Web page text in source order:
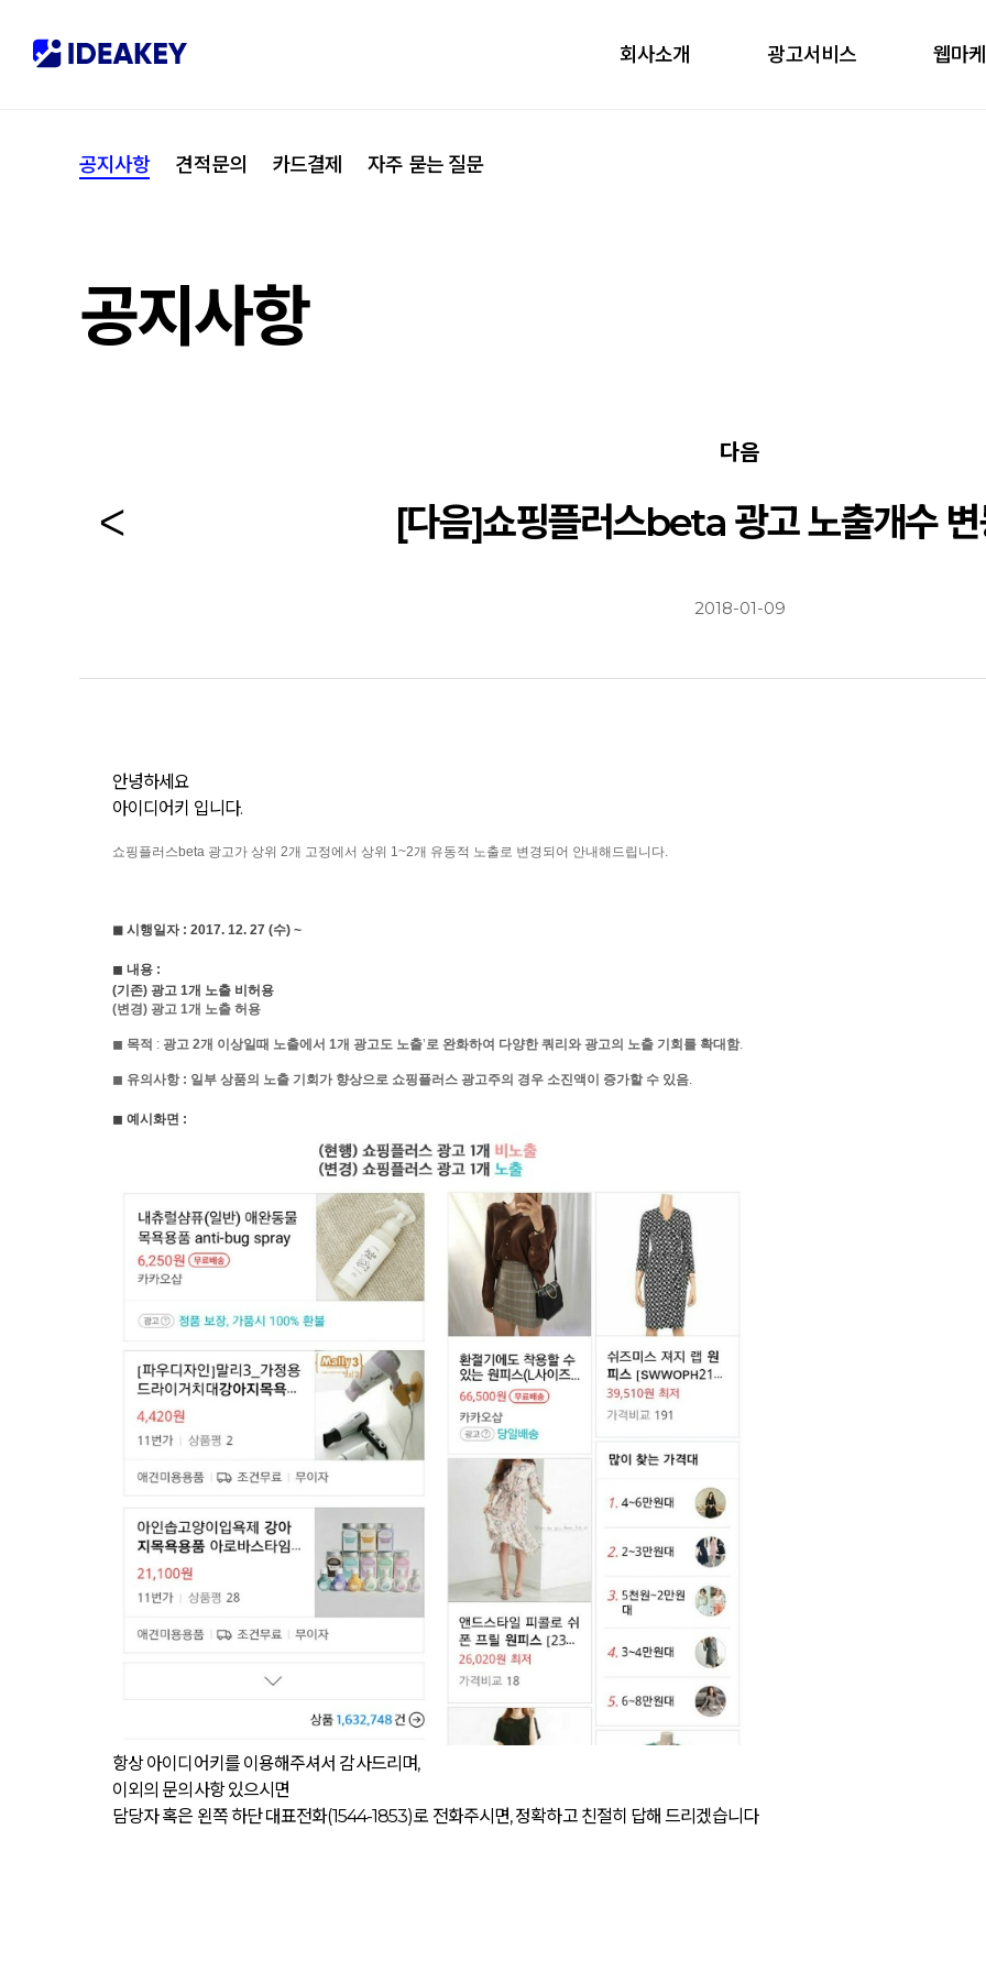
회사소개 광고서비스 웹마
공지사항 견적문의 카드결제 자주 묻는 질문
공지사항
다음
[다음]쇼핑플러스beta 광고 노출개수 변
2018-01-09
안녕하세요
아이디어키 입니다.
쇼핑플러스beta 광고가 상위 2개 고정에서 상위 1~2개 유동적 노출로 변경되어 안내해 드립니다.
◼︎ 시행일자 : 2017. 12. 27 (수) ~
◼︎ 내용 :
(기존) 광고 1개 노출 비허용
(변경) 광고 1개 노출 허용
◼︎ 목적 : 광고 2개 이상일때 노출에서 1개 광고도 노출’로 완화하여 다양한 쿼리와 광고의 노출 기회를 확대함.
◼︎ 유의사항: 일부 상품의 노출 기회가 향상으로 쇼핑플러스 광고주의 경우 소진액이 증가할 수 있음.
◼︎ 예시화면 :
항상 아이디어키를 이용해주셔서 감사드리며,
이외의 문의사항 있으시면
담당자 혹은 왼쪽 하단 대표전화(1544-1853)로 전화주시면, 정확하고 친절히 답해 드리겠습니다